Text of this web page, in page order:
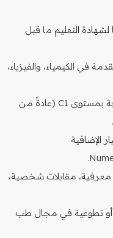
التعليم ما قبل
في الكيمياء، والفيزياء،
يجب تقديم إثبات إتقان اللغة الهولندية بمستوى C1 (عادةً من
الإضافية
معرفية، مقابلات شخصية،
تطوعية في مجال طب